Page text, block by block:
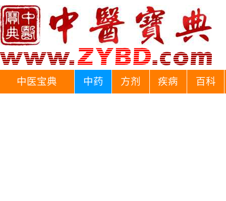
中医宝典 中药 方剂 疾病 百科